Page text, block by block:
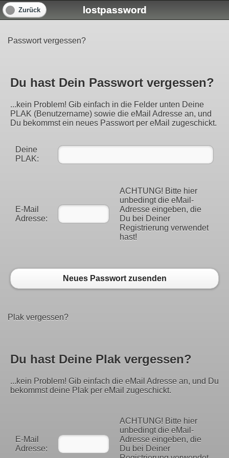
lostpassword
Zurück
Passwort vergessen?
Du hast Dein Passwort vergessen?
...kein Problem! Gib einfach in die Felder unten Deine
PLAK (Benutzername) sowie die eMail Adresse an, und
Du bekommst ein neues Passwort per eMail zugeschickt.
Deine
PLAK:
E-Mail
Adresse:
ACHTUNG! Bitte hier
unbedingt die eMail-
Adresse eingeben, die
Du bei Deiner
Registrierung verwendet
hast!
Neues Passwort zusenden
Plak vergessen?
Du hast Deine Plak vergessen?
...kein Problem! Gib einfach die eMail Adresse an, und Du
bekommst deine Plak per eMail zugeschickt.
E-Mail
Adresse:
ACHTUNG! Bitte hier
unbedingt die eMail-
Adresse eingeben, die
Du bei Deiner